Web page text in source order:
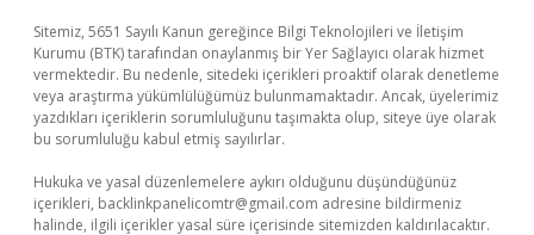
Sitemiz, 5651 Sayılı Kanun gereğince Bilgi Teknolojileri ve İletişim
Kurumu (BTK) tarafından onaylanmış bir Yer Sağlayıcı olarak hizmet
vermektedir. Bu nedenle, sitedeki içerikleri proaktif olarak denetleme
veya araştırma yükümlülüğümüz bulunmamaktadır. Ancak, üyelerimiz
yazdıkları içeriklerin sorumluluğunu taşımakta olup, siteye üye olarak
bu sorumluluğu kabul etmiş sayılırlar.
Hukuka ve yasal düzenlemelere aykırı olduğunu düşündüğünüz
içerikleri, backlinkpanelicomtr@gmail.com adresine bildirmeniz
halinde, ilgili içerikler yasal süre içerisinde sitemizden kaldırılacaktır.